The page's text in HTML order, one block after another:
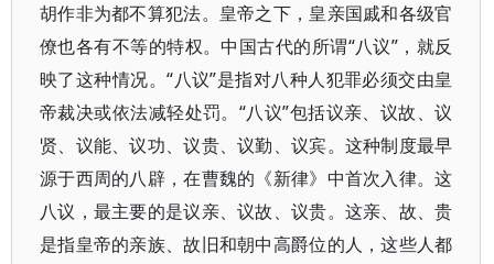
胡作非为都不算犯法。皇帝之下，皇亲国戚和各级官
僚也各有不等的特权。中国古代的所谓“八议”，就反
映了这种情况。“八议”是指对八种人犯罪必须交由皇
帝裁决或依法减轻处罚。“八议”包括议亲、议故、议
贤、议能、议功、议贵、议勤、议宾。这种制度最早
源于西周的八辟，在曹魏的《新律》中首次入律。这
八议，最主要的是议亲、议故、议贵。这亲、故、贵
是指皇帝的亲族、故旧和朝中高爵位的人，这些人都